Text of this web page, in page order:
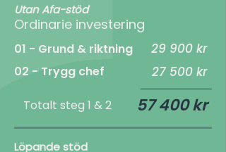
Utan Afa-stöd
Ordinarie investering
01 - Grund & riktning 29 900 kr
02 - Trygg chef 27 500 kr
Totalt steg 1 & 2 57 400 kr
Löpande stöd